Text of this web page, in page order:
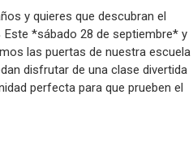
y quieres que descubran el
*sábado 28 de septiembre* y
las puertas de nuestra escuela
disfrutar de una clase divertida
perfecta para que prueben el